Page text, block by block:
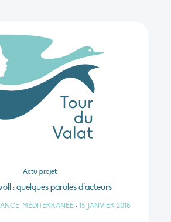
Actu projet
: quelques paroles d’acteurs
MÉDITERRANÉE • 15 JANVIER 2018